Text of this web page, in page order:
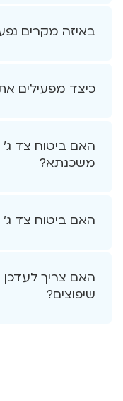
באיזה מקרים
כיצד מפעילים
האם ביטוח צד
משכנתא?
האם ביטוח צד
האם צריך
שיפוצים?